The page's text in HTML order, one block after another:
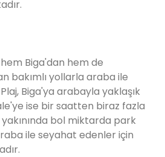
hem Biga'dan hem de
bakımlı yollarla araba ile
Biga'ya arabayla yaklaşık
ise bir saatten biraz fazla
bol miktarda park
ile seyahat edenler için